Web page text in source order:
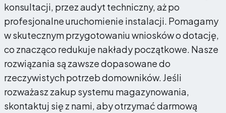
konsultacji, przez audyt techniczny, aż po
profesjonalne uruchomienie instalacji. Pomagamy
w skutecznym przygotowaniu wniosków o dotację,
co znacząco redukuje nakłady początkowe. Nasze
rozwiązania są zawsze dopasowane do
rzeczywistych potrzeb domowników. Jeśli
rozważasz zakup systemu magazynowania,
skontaktuj się z nami, aby otrzymać darmową